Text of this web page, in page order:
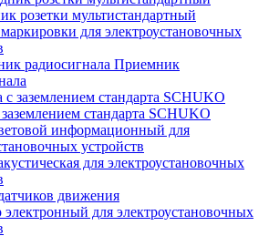
розетки мультистандартный
для электроустановочных
Приемник
заземлением стандарта SCHUKO
информационный для
устройств
для электроустановочных
движения